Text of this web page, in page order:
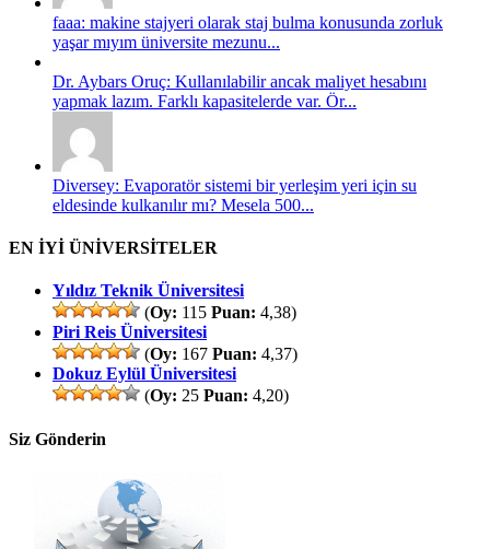
faaa: makine stajyeri olarak staj bulma konusunda zorluk
yaşar mıyım üniversite mezunu...
Dr. Aybars Oruç: Kullanılabilir ancak maliyet hesabını
yapmak lazım. Farklı kapasitelerde var. Ör...
Diversey: Evaporatör sistemi bir yerleşim yeri için su
eldesinde kulkanılır mı? Mesela 500...
EN İYİ ÜNİVERSİTELER
Yıldız Teknik Üniversitesi
(Oy: 115 Puan: 4,38)
Piri Reis Üniversitesi
(Oy: 167 Puan: 4,37)
Dokuz Eylül Üniversitesi
(Oy: 25 Puan: 4,20)
Siz Gönderin